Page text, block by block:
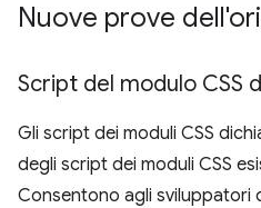
Nuove prove
Script del modulo CSS
Gli script dei moduli CSS
degli script dei moduli CSS
Consentono agli sviluppatori